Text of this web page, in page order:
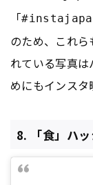
「
のため、これ
れている写真
めにもインスタ
8. 「食」ハ